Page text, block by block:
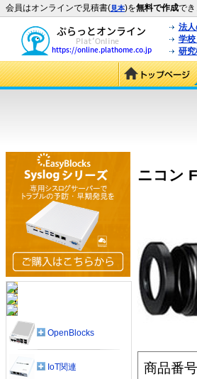
会員はオンラインで見積書(見本)を無料で作成で
法
学
研
ニコン
商品番号
OpenBlocks
IoT関連